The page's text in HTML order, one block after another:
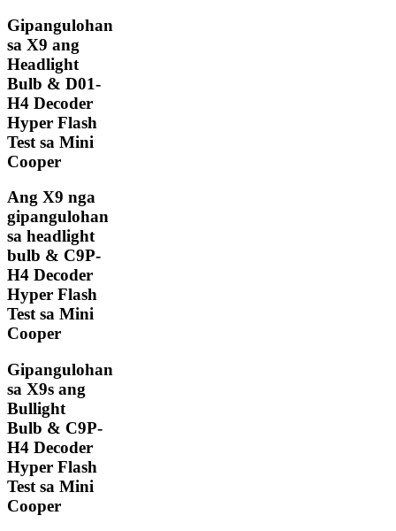
Gipangulohan
sa X9 ang
Headlight
Bulb & D01-
H4 Decoder
Hyper Flash
Test sa Mini
Cooper
Ang X9 nga
gipangulohan
sa headlight
bulb & C9P-
H4 Decoder
Hyper Flash
Test sa Mini
Cooper
Gipangulohan
sa X9s ang
Bullight
Bulb & C9P-
H4 Decoder
Hyper Flash
Test sa Mini
Cooper